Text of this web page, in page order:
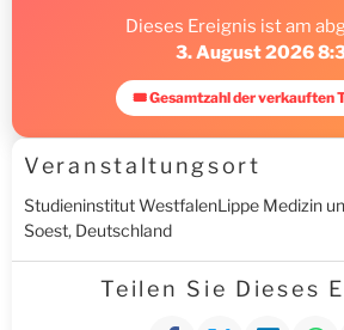
Dieses Ereignis ist am
3. August 2026
🎟 Gesamtzahl der verkauften
Veranstaltungsort
Studieninstitut WestfalenLippe Medizin
Soest, Deutschland
Teilen Sie Dieses